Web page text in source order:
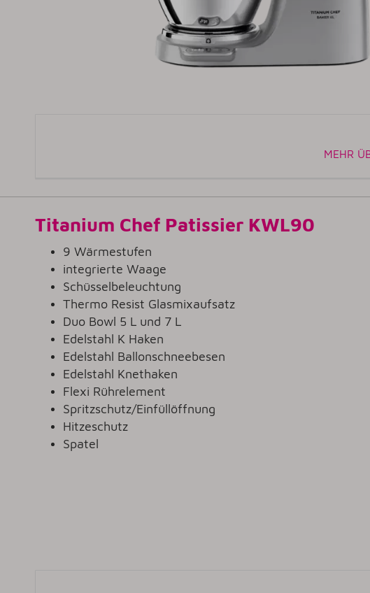
MEHR
Titanium Chef Patissier KWL90
9 Wärmestufen
integrierte Waage
Schüsselbeleuchtung
Thermo Resist Glasmixaufsatz
Duo Bowl 5 L und 7 L
Edelstahl K Haken
Edelstahl Ballonschneebesen
Edelstahl Knethaken
Flexi Rührelement
Spritzschutz/Einfüllöffnung
Hitzeschutz
Spatel